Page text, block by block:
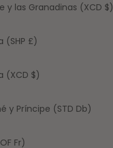
y las Granadinas (XCD $)
(SHP £)
(XCD $)
y Príncipe (STD Db)
Fr)